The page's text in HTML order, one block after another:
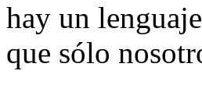
hay un
que sólo